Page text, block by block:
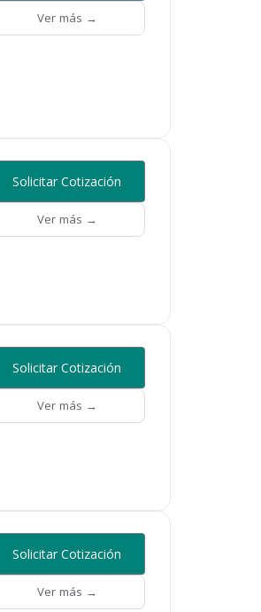
Ver más →
Solicitar Cotización
Ver más →
Solicitar Cotización
Ver más →
Solicitar Cotización
Ver más →